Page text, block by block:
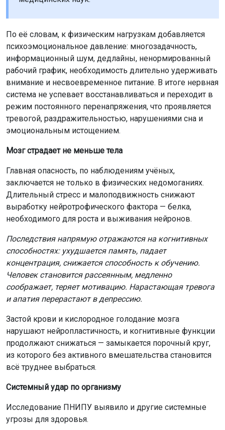
По её словам, к физическим нагрузкам добавляется
психоэмоциональное давление: многозадачность,
информационный шум, дедлайны, ненормированный
рабочий график, необходимость длительно удерживать
внимание и несвоевременное питание. В итоге нервная
система не успевает восстанавливаться и переходит в
режим постоянного перенапряжения, что проявляется
тревогой, раздражительностью, нарушениями сна и
эмоциональным истощением.
Мозг страдает не меньше тела
Главная опасность, по наблюдениям учёных,
заключается не только в физических недомоганиях.
Длительный стресс и малоподвижность снижают
выработку нейротрофического фактора — белка,
необходимого для роста и выживания нейронов.
Последствия напрямую отражаются на когнитивных
способностях: ухудшается память, падает
концентрация, снижается способность к обучению.
Человек становится рассеянным, медленно
соображает, теряет мотивацию. Нарастающая тревога
и апатия перерастают в депрессию.
Застой крови и кислородное голодание мозга
нарушают нейропластичность, и когнитивные функции
продолжают снижаться — замыкается порочный круг,
из которого без активного вмешательства становится
всё труднее выбраться.
Системный удар по организму
Исследование ПНИПУ выявило и другие системные
угрозы для здоровья.